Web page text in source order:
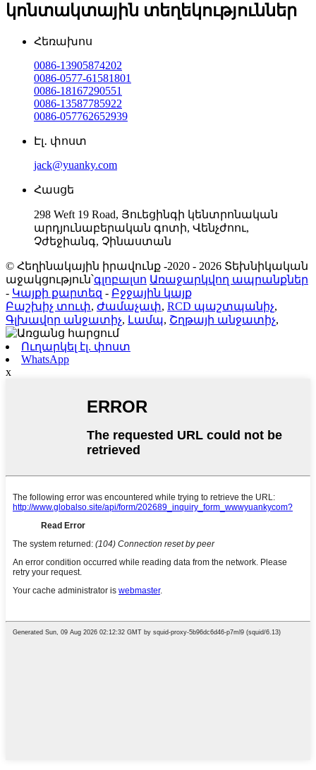
կոնտակտային տեղեկություններ
Հեռախոս
0086-13905874202
0086-0577-61581801
0086-18167290551
0086-13587785922
0086-057762652939
Էլ․ փոստ
jack@yuanky.com
Հասցե
298 Weft 19 Road, Յուեցինգի կենտրոնական
արդյունաբերական գոտի, Վենչժոու,
Չժեջիանգ, Չինաստան
© Հեղինակային իրավունք -2020 - 2026 Տեխնիկական
աջակցություն՝գլոբալսո Առաջարկվող ապրանքներ
- Կայքի քարտեզ - Բջջային կայք
Բաշխիչ տուփ, Ժամաչափ, RCD պաշտպանիչ,
Գլխավոր անջատիչ, Լամպ, Շղթայի անջատիչ,
Ուղարկել էլ. փոստ
WhatsApp
x